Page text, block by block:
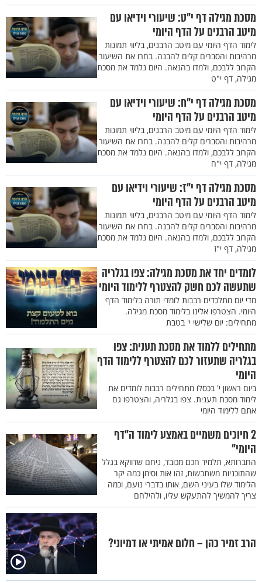
מסכת מגילה דף י"ט: שיעורי וידיאו עם
מיטב הרבנים על הדף היומי
לימוד הדף היומי עם מיטב הרבנים, בליווי תמונות
מרהיבות והסברים קלים להבנה. בחרו את השיעור
הקרוב ללבכם, ולמדו בהנאה. היום נלמד את מסכת
מגילה, דף י"ט
מסכת מגילה דף י"ח: שיעורי וידיאו עם
מיטב הרבנים על הדף היומי
לימוד הדף היומי עם מיטב הרבנים, בליווי תמונות
מרהיבות והסברים קלים להבנה. בחרו את השיעור
הקרוב ללבכם, ולמדו בהנאה. היום נלמד את מסכת
מגילה, דף י"ח
מסכת מגילה דף י"ז: שיעורי וידיאו עם
מיטב הרבנים על הדף היומי
לימוד הדף היומי עם מיטב הרבנים, בליווי תמונות
מרהיבות והסברים קלים להבנה. בחרו את השיעור
הקרוב ללבכם, ולמדו בהנאה. היום נלמד את מסכת
מגילה, דף י"ז
לומדים יחד את מסכת מגילה: צפו בגלריה
שתעשה לכם חשק להצטרף ללימוד היומי
מדי יום מתלכדים רבבות לומדי תורה בלימוד הדף
היומי. הצטרפו אלינו בלימוד מסכת מגילה.
מתחילים: יום שלישי י' בטבת
מתחילים ללמוד את מסכת תענית: צפו
בגלריה שתעזור לכם להצטרף ללימוד הדף
היומי
ביום ראשון י' בכסלו מתחילים רבבות לומדים את
לימוד מסכת תענית. צפו בגלריה, והצטרפו גם
אתם ללימוד היומי
2 חיוכים משמיים באמצע לימוד ה"דף
היומי"
החברותא, תלמיד חכם מכובד, ניחם שדווקא בגלל
שהתוכניות משתבשות, זהו אות וסימן כמה יקר
הלימוד שלו בעיני השם, אותו בדברי נועם, וכמה
צריך להמשיך להתעקש עליו, ולהילחם
הרב זמיר כהן – חלום אמיתי או דמיוני?